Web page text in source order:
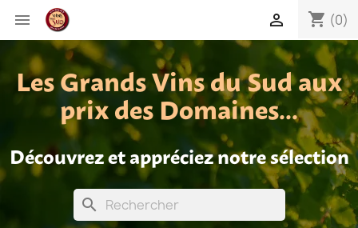
 shopping_cart (0)

Les Grands Vins du Sud aux
prix des Domaines...
Découvrez et appréciez notre sélection
search